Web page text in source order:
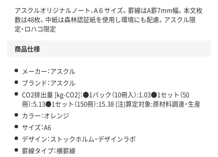
この商品の環境配慮ポイントです。下記商品詳細「
アスクル商品環境スコア詳細／加点項目
アスクルオリジナルノート、A６サイズ。罫線はA罫7mm幅。本文枚
数は48枚。中紙は森林認証紙を使用し環境にも配慮。アスクル限
定・ロハコ限定
商品仕様
メーカー：アスクル
ブランド：アスクル
CO2排出量 [kg-CO2]：●1パック（10冊入）:1.03●1セット（50
冊）:5.13●1セット（150冊）:15.38 (注)算定対象:原材料調達・生産
カラー：オレンジ
サイズ：A6
デザイン：ストックホルム・デザインラボ
罫線タイプ：横罫線